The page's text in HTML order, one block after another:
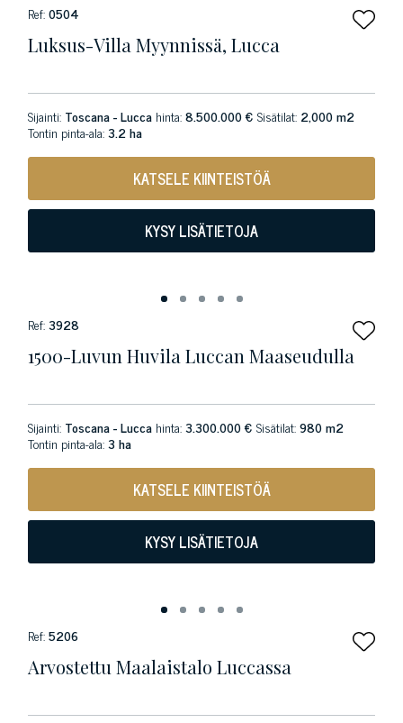
Ref:0504
Luksus-Villa Myynnissä, Lucca
Sijainti: Toscana - Lucca hinta:8.500.000 € Sisätilat: 2,000 m2
Tontin pinta-ala:3.2 ha
KATSELE KIINTEISTÖÄ
KYSY LISÄTIETOJA
Ref:3928
1500-Luvun Huvila Luccan Maaseudulla
Sijainti: Toscana - Lucca hinta:3.300.000 € Sisätilat:980 m2
Tontin pinta-ala:3 ha
KATSELE KIINTEISTÖÄ
KYSY LISÄTIETOJA
Ref:5206
Arvostettu Maalaistalo Luccassa